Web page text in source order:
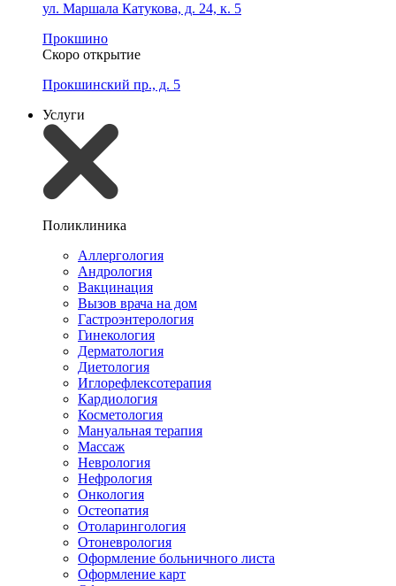
ул. Маршала Катукова, д. 24, к. 5
Прокшино
Скоро открытие
Прокшинский пр., д. 5
Услуги
Поликлиника
Аллергология
Андрология
Вакцинация
Вызов врача на дом
Гастроэнтерология
Гинекология
Дерматология
Диетология
Иглорефлексотерапия
Кардиология
Косметология
Мануальная терапия
Массаж
Неврология
Нефрология
Онкология
Остеопатия
Отоларингология
Отоневрология
Оформление больничного листа
Оформление карт